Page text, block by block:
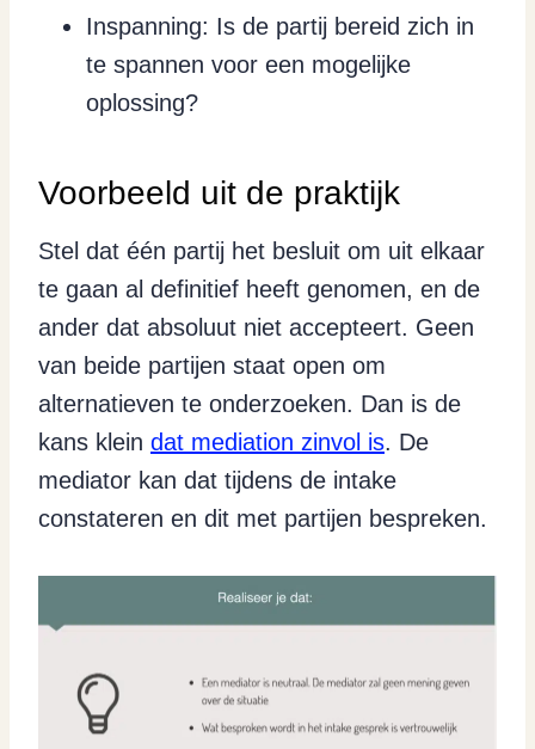
Inspanning: Is de partij bereid zich in
te spannen voor een mogelijke
oplossing?
Voorbeeld uit de praktijk
Stel dat één partij het besluit om uit elkaar
te gaan al definitief heeft genomen, en de
ander dat absoluut niet accepteert. Geen
van beide partijen staat open om
alternatieven te onderzoeken. Dan is de
kans klein dat mediation zinvol is. De
mediator kan dat tijdens de intake
constateren en dit met partijen bespreken.